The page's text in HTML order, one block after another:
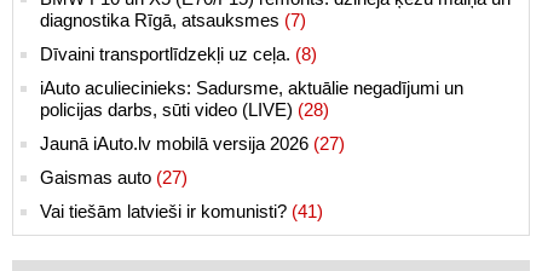
diagnostika Rīgā, atsauksmes (7)
Dīvaini transportlīdzekļi uz ceļa. (8)
iAuto aculiecinieks: Sadursme, aktuālie negadījumi un
policijas darbs, sūti video (LIVE) (28)
Jaunā iAuto.lv mobilā versija 2026 (27)
Gaismas auto (27)
Vai tiešām latvieši ir komunisti? (41)